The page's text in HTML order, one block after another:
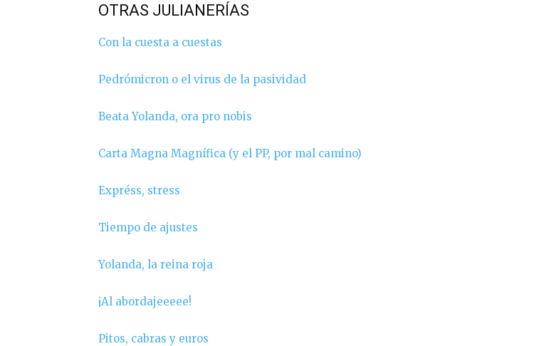
OTRAS JULIANERÍAS
Con la cuesta a cuestas
Pedrómicron o el virus de la pasividad
Beata Yolanda, ora pro nobis
Carta Magna Magnífica (y el PP, por mal camino)
Expréss, stress
Tiempo de ajustes
Yolanda, la reina roja
¡Al abordajeeeee!
Pitos, cabras y euros